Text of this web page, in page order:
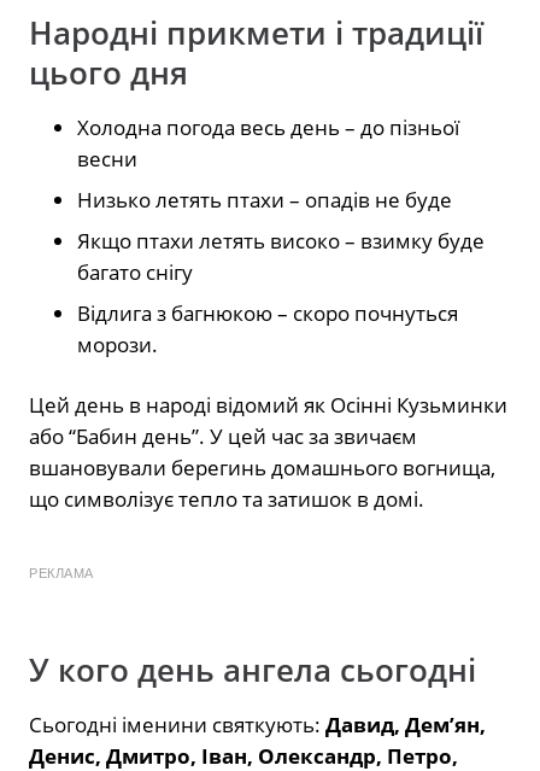
Народні прикмети і традиції
цього дня
Холодна погода весь день – до пізньої
весни
Низько летять птахи – опадів не буде
Якщо птахи летять високо – взимку буде
багато снігу
Відлига з багнюкою – скоро почнуться
морози.
Цей день в народі відомий як Осінні Кузьминки
або “Бабин день”. У цей час за звичаєм
вшановували берегинь домашнього вогнища,
що символізує тепло та затишок в домі.
РЕКЛАМА
У кого день ангела сьогодні
Сьогодні іменини святкують: Давид, Дем’ян,
Денис, Дмитро, Іван, Олександр, Петро,